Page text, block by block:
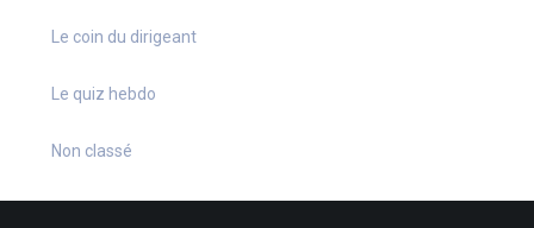
Le coin du dirigeant
Le quiz hebdo
Non classé